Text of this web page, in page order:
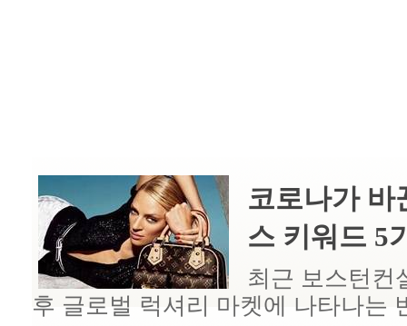
코로나가 바
스 키워드 5
최근 보스턴컨
후 글로벌 럭셔리 마켓에 나타나는